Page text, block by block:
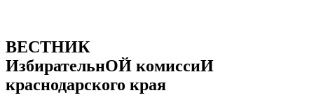
ВЕСТНИК
ИзбирательнОЙ комиссиИ
краснодарского края